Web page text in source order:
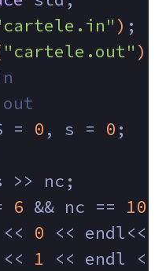
) ;
"cartele.out" )
= 0 , s = 0 ;
>> nc;
6 && nc == 10
0 << endl<<
1 << endl